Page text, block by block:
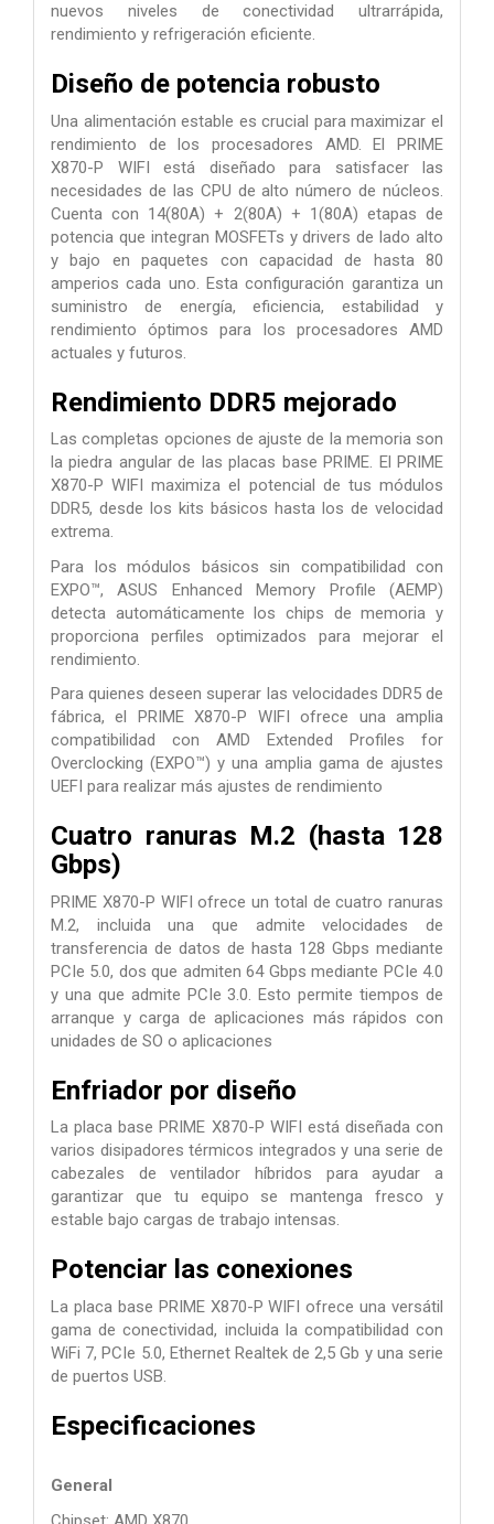
nuevos niveles de conectividad ultrarrápida,
rendimiento y refrigeración eficiente.
Diseño de potencia robusto
Una alimentación estable es crucial para maximizar el
rendimiento de los procesadores AMD. El PRIME
X870-P WIFI está diseñado para satisfacer las
necesidades de las CPU de alto número de núcleos.
Cuenta con 14(80A) + 2(80A) + 1(80A) etapas de
potencia que integran MOSFETs y drivers de lado alto
y bajo en paquetes con capacidad de hasta 80
amperios cada uno. Esta configuración garantiza un
suministro de energía, eficiencia, estabilidad y
rendimiento óptimos para los procesadores AMD
actuales y futuros.
Rendimiento DDR5 mejorado
Las completas opciones de ajuste de la memoria son
la piedra angular de las placas base PRIME. El PRIME
X870-P WIFI maximiza el potencial de tus módulos
DDR5, desde los kits básicos hasta los de velocidad
extrema.
Para los módulos básicos sin compatibilidad con
EXPO™, ASUS Enhanced Memory Profile (AEMP)
detecta automáticamente los chips de memoria y
proporciona perfiles optimizados para mejorar el
rendimiento.
Para quienes deseen superar las velocidades DDR5 de
fábrica, el PRIME X870-P WIFI ofrece una amplia
compatibilidad con AMD Extended Profiles for
Overclocking (EXPO™) y una amplia gama de ajustes
UEFI para realizar más ajustes de rendimiento
Cuatro ranuras M.2 (hasta 128
Gbps)
PRIME X870-P WIFI ofrece un total de cuatro ranuras
M.2, incluida una que admite velocidades de
transferencia de datos de hasta 128 Gbps mediante
PCIe 5.0, dos que admiten 64 Gbps mediante PCIe 4.0
y una que admite PCIe 3.0. Esto permite tiempos de
arranque y carga de aplicaciones más rápidos con
unidades de SO o aplicaciones
Enfriador por diseño
La placa base PRIME X870-P WIFI está diseñada con
varios disipadores térmicos integrados y una serie de
cabezales de ventilador híbridos para ayudar a
garantizar que tu equipo se mantenga fresco y
estable bajo cargas de trabajo intensas.
Potenciar las conexiones
La placa base PRIME X870-P WIFI ofrece una versátil
gama de conectividad, incluida la compatibilidad con
WiFi 7, PCIe 5.0, Ethernet Realtek de 2,5 Gb y una serie
de puertos USB.
Especificaciones
General